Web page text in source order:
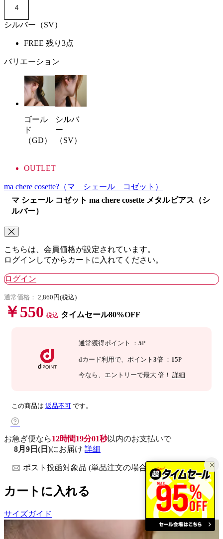
4
シルバー（SV）
FREE 残り3点
バリエーション
ゴール
ド
（GD）
シルバ
ー
（SV）
OUTLET
ma chere cosette? （マ シェール コゼット）
マ シェール コゼット ma chere cosette メタルピアス（シ
ルバー）
こちらは、会員価格が設定されています。
ログインしてからカートに入れてください。
ログイン
通常価格： 2,860円(税込)
￥550 税込 タイムセール80%OFF
通常獲得ポイント ： 5P
dカード利用で、 ポイント 3倍 ： 15P
今なら 、エントリーで最大 倍！ 詳細
この商品は 返品不可 です。
お急ぎ便なら12時間19分00秒以内のお支払いで
8月9日(日)にお届け 詳細
ポスト投函対象品 (単品注文の場合)
カートに入れる
サイズガイド